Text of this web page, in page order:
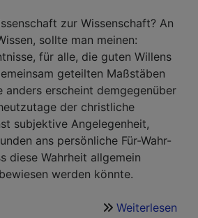
zur Wissenschaft? An
sollte man meinen:
für alle, die guten Willens
geteilten Maßstäben
anders erscheint demgegenüber
der christliche
subjektive Angelegenheit,
ans persönliche Für-Wahr-
diese Wahrheit allgemein
werden könnte.
Weiterlesen